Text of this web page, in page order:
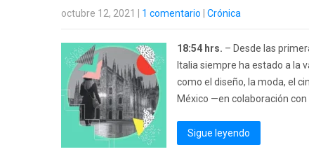
octubre 12, 2021 1 comentario Crónica
18:54 hrs. – Desde las
Italia siempre ha estado a la
como el diseño, la moda, el
México —en colaboración
Sigue leyendo